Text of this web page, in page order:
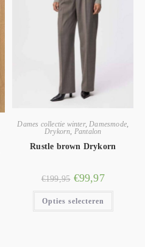
Dames collectie winter, Damesmode
Drykorn Pantalon
Rustle brown Drykorn
€199,95 €99,97
Opties selecteren